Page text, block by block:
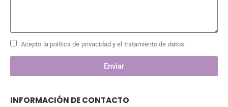
Acepto la política de privacidad y el tratamiento de datos.
Enviar
INFORMACIÓN DE CONTACTO